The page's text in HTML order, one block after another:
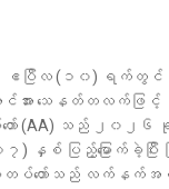
ပြီလ (၁၀) ရက်တွင်
အား သေနတ်တလက်ဖြင့်
ော် (AA) သည် ၂၀၂၆
နှစ် ပြည့်မြောက်ခဲ့ပြီ
ပ်တော်သည် လက်နက်အင်အ